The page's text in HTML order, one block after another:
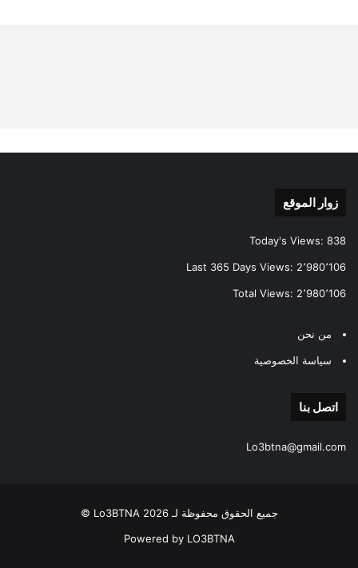
زوار الموقع
Today's Views: 838
Last 365 Days Views: 2٬980٬106
Total Views: 2٬980٬106
من نحن
سياسة الخصوصية
اتصل بنا
Lo3btna@gmail.com
جميع الحقوق محفوظة لـ Lo3BTNA 2026 ©
Powered by LO3BTNA